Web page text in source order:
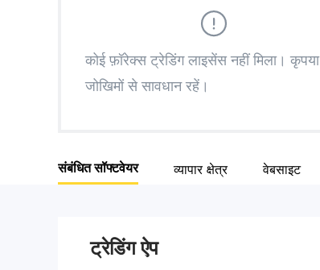
6
7
8
9
5
6
7
8
9
7
8
कोई फ़ॉरेक्स ट्रेडिंग लाइसेंस नहीं मिला। कृपया
जोखिमों से सावधान रहें।
संबंधित सॉफ्टवेयर व्यापार क्षेत्र वेबसाइट
ट्रेडिंग ऐप